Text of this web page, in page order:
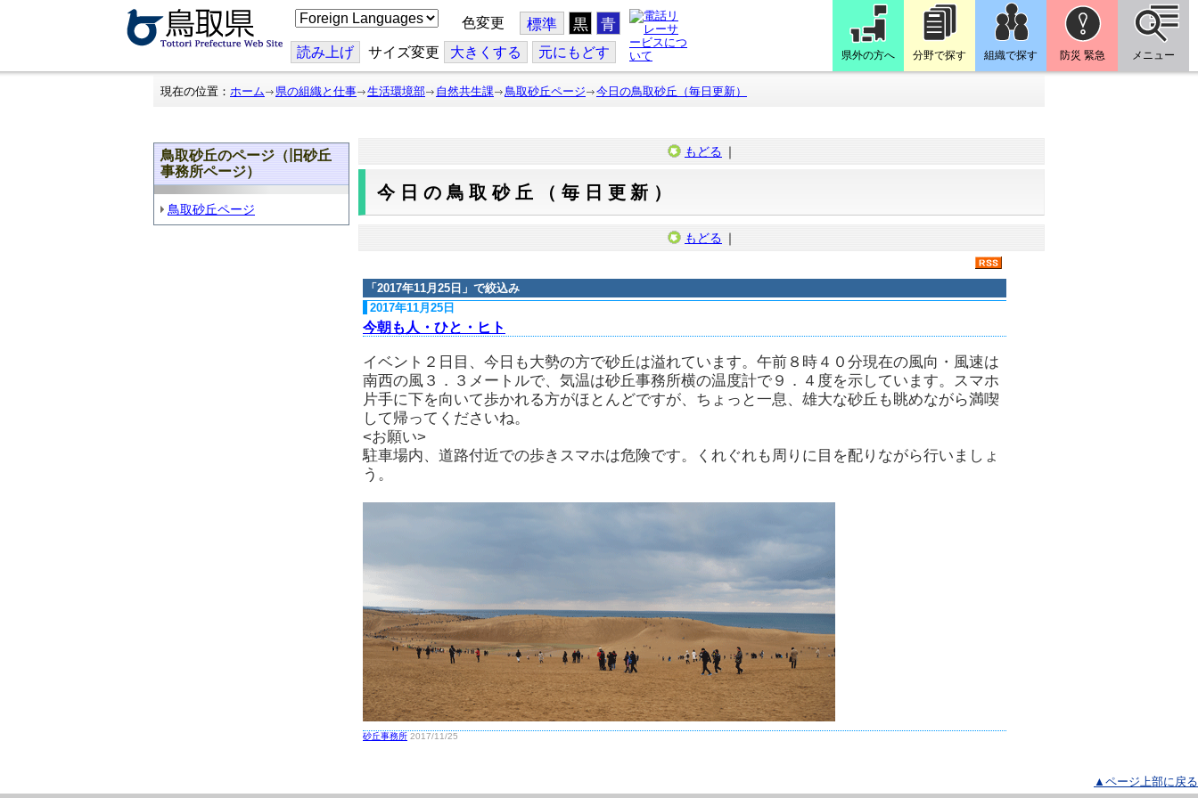
こ
の
ジ
を
翻
色変更 標準 黒 青
読み上げ サイズ変更 大きくする 元にもどす 県外の方へ 分野で探す 組織で探す 防災 緊急 メニュー
現在の位置： ホーム 県の組織と仕事 生活環境部 自然共生課 鳥取砂丘ページ 今日の鳥取砂丘（毎日更新）
鳥取砂丘のページ（旧砂丘
事務所ページ）
鳥取砂丘ページ
もどる ｜
今日の鳥取砂丘（毎日更新）
もどる ｜
「 2017年11月25日 」で絞込み
2017年11月25日
今朝も人・ひと・ヒト
イベント２日目、今日も大勢の方で砂丘は溢れています。午前８時４０分現在の風向・風速は
南西の風３．３メートルで、気温は砂丘事務所横の温度計で９．４度を示しています。スマホ
片手に下を向いて歩かれる方がほとんどですが、ちょっと一息、雄大な砂丘も眺めながら満喫
して帰ってくださいね。
<お願い>
駐車場内、道路付近での歩きスマホは危険です。くれぐれも周りに目を配りながら行いましょ
う。
砂丘事務所 2017/11/25
▲ページ上部に戻る